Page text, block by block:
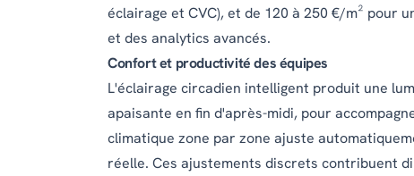
éclairage et CVC), et de 120 à 250 €/m² pour
et des analytics avancés.
Confort et productivité des équipes
L'éclairage circadien intelligent produit une
apaisante en fin d'après-midi, pour
climatique zone par zone ajuste
réelle. Ces ajustements discrets contribuent